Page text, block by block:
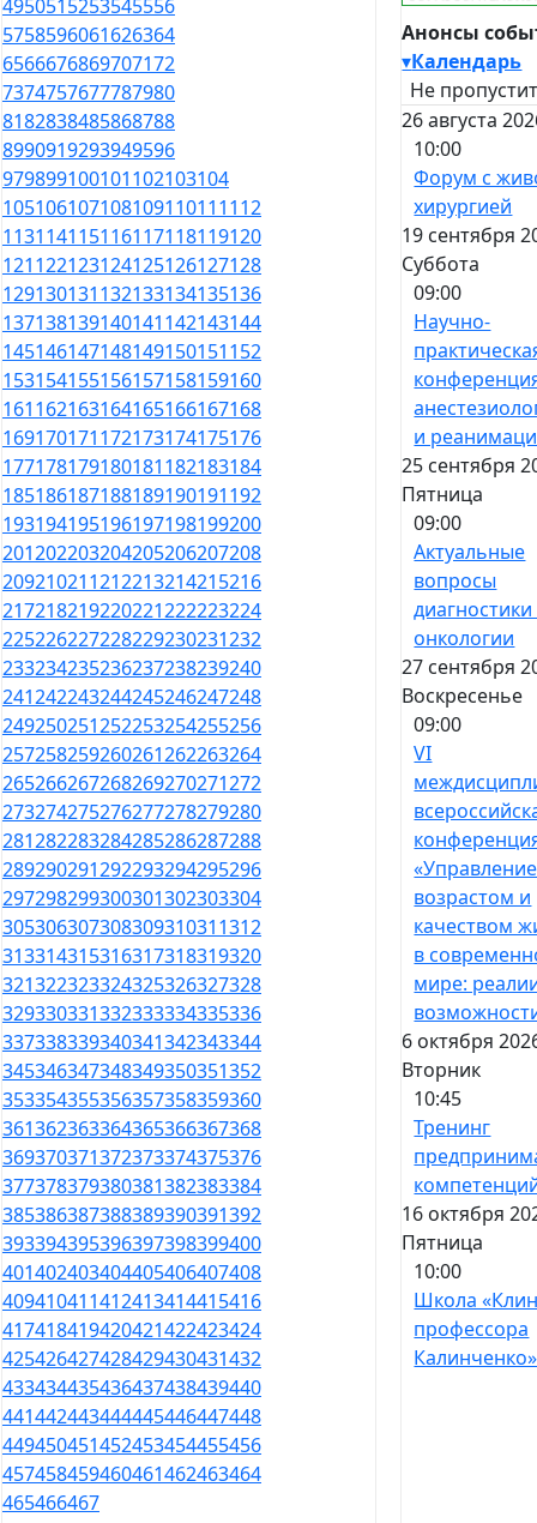
495051 5253545556
5758596061626364
6566676869707172
7374757677787980
8182838485868788
8990919293949596
979899100101102103104
105106107108109110111112
113114115116117118119120
121122123124125126127128
129130131132133134135136
137138139140141142143144
145146147148149150151152
153154155156157158159160
161162163164165166167168
169170171172173174175176
177178179180181182183184
185186187188189190191192
193194195196197198199200
201202203204205206207208
209210211212213214215216
217218219220221222223224
225226227228229230231232
233234235236237238239240
241242243244245246247248
249250251252253254255256
257258259260261262263264
265266267268269270271272
273274275276277278279280
281282283284285286287288
289290291292293294295296
297298299300301302303304
305306307308309310311312
313314315316317318319320
321322323324325326327328
329330331332333334335336
337338339340341342343344
345346347348349350351352
353354355356357358359360
361362363364365366367368
369370371372373374375376
377378379380381382383384
385386387388389390391392
393394395396397398399400
401402403404405406407408
409410411412413414415416
417418419420421422423424
425426427428429430431432
433434435436437438439440
441442443444445446447448
449450451452453454455456
457458459460461462463464
465466467
Анонсы
▾Календарь
Не
26 августа
10:00
Форум с
хирургией
19 сентября
Суббота
09:00
Научно-
и
25 сентября
Пятница
09:00
Актуальные
вопросы
диагностики
онкологии
27 сентября
Воскресенье
09:00
VI
«Управление
возрастом и
качеством
в
мире:
6 октября
Вторник
10:45
Тренинг
16 октября
Пятница
10:00
Школа
профессора
Калинченко»